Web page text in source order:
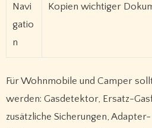
Navi
gatio
n
Kopien wichtiger
Für Wohnmobile und Camper
werden: Gasdetektor, Ersatz-
zusätzliche Sicherungen,